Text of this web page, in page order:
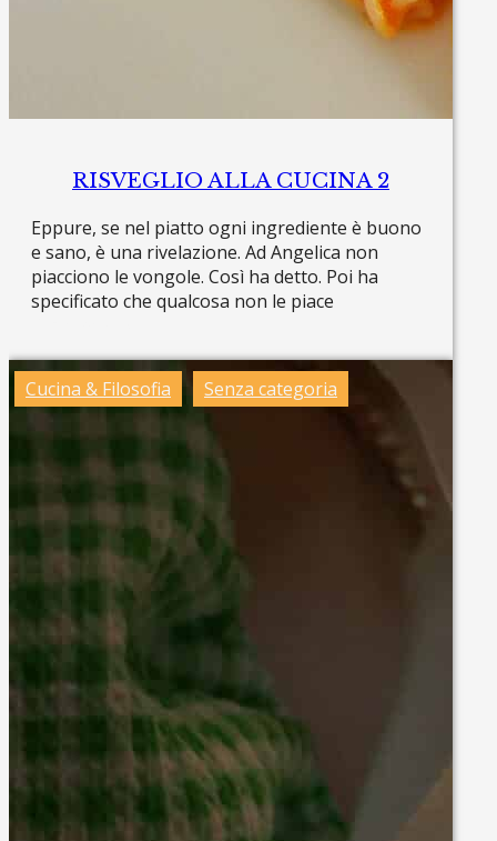
RISVEGLIO ALLA CUCINA 2
Eppure, se nel piatto ogni ingrediente è buono
e sano, è una rivelazione. Ad Angelica non
piacciono le vongole. Così ha detto. Poi ha
specificato che qualcosa non le piace
Cucina & Filosofia Senza categoria